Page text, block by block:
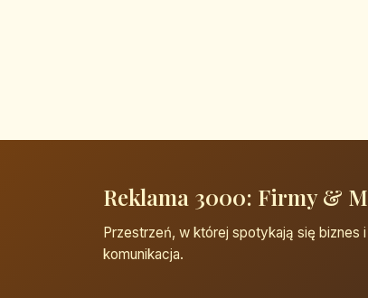
Reklama 3000: Firmy &
Przestrzeń, w której spotykają się biznes i
komunikacja.